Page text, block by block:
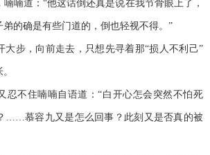
道：“他这话倒还真是说在我节骨眼上了，
的确是有些门道的，倒也轻视不得。”
步，向前走去，只想先寻着那“损人不利己”
不住喃喃自语道：“白开心怎会突然不怕死
……慕容九又是怎么回事？此刻又是否真的被